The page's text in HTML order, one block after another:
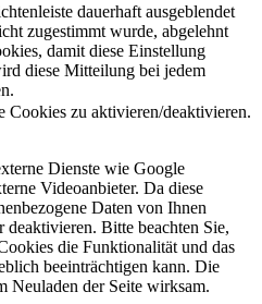
dauerhaft ausgeblendet
zugestimmt wurde, abgelehnt
damit diese Einstellung
diese Mitteilung bei jedem
zu aktivieren/deaktivieren.
Dienste wie Google
Videoanbieter. Da diese
Daten von Ihnen
deaktivieren. Bitte beachten Sie,
die Funktionalität und das
beeinträchtigen kann. Die
Neuladen der Seite wirksam.